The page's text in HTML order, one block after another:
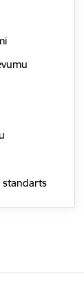
standarts